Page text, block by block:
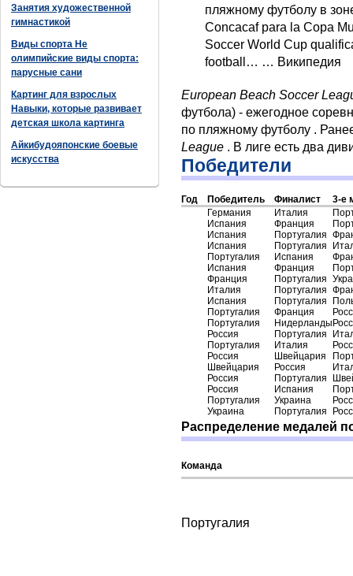
Занятия художественной
гимнастикой
Виды спорта Не
олимпийские виды спорта:
парусные сани
Картинг для взрослых
Навыки, которые развивает
детская школа картинга
Айкибудояпонские боевые
искусства
пляжному футболу в
Concacaf para la Copa
Soccer World Cup
football… … Википедия
European Beach Soccer
футбола) - ежегодное
по пляжному футболу .
League . В лиге есть два
Победители
Год Победитель Финалист
3-е
Германия
Италия
Испания
Франция
Испания
Португалия
Испания
Португалия
Португалия
Испания
Испания
Франция
Франция
Португалия
Италия
Португалия
Испания
Португалия
Португалия
Франция
Португалия
Нидерланды
Россия
Португалия
Португалия
Италия
Россия
Швейцария
Швейцария
Россия
Россия
Португалия
Россия
Испания
Португалия
Украина
Украина
Португалия
Распределение медалей
Команда
Португалия